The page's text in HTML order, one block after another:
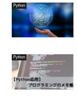
Python
Python